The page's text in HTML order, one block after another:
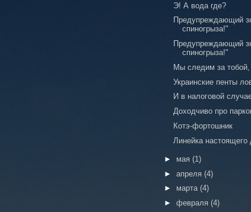
Э! А вода где?
Предупреждающий
спиногрыза!"
Предупреждающий
спиногрыза!"
Мы следим за тобой,
Украинские пенты
И в налоговой
Доходчиво про
Котэ-фортошник
Линейка настоящего
► мая (1)
► апреля (4)
► марта (4)
► февраля (4)